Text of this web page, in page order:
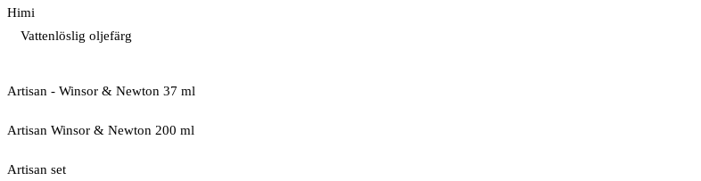
Himi
Vattenlöslig oljefärg
Artisan - Winsor & Newton 37 ml
Artisan Winsor & Newton 200 ml
Artisan set